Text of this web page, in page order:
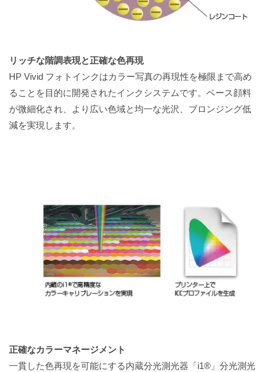
リッチな階調表現と正確な色再現
HP Vivid フォトインクはカラー写真の再現性を極限まで高め
ることを目的に開発されたインクシステムです。ベース顔料
が微細化され、より広い色域と均一な光沢、ブロンジング低
減を実現します。
正確なカラーマネージメント
一貫した色再現を可能にする内蔵分光測光器「i1®」分光測光